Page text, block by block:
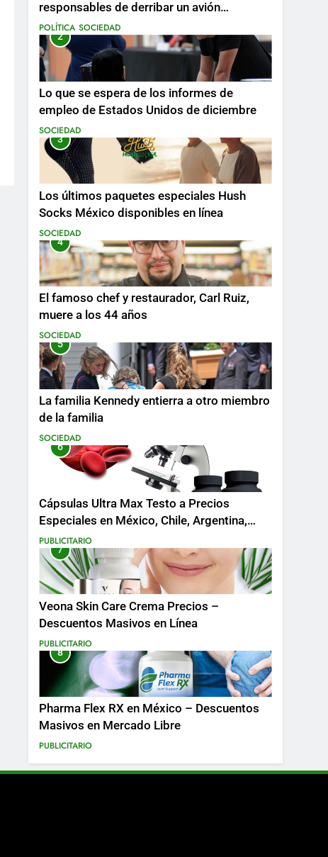
responsables de derribar un avión
ucraniano mientras se realizan arrestos
POLÍTICA SOCIEDAD
2
Lo que se espera de los informes de
empleo de Estados Unidos de diciembre
SOCIEDAD
3
Los últimos paquetes especiales Hush
Socks México disponibles en línea
SOCIEDAD
4
El famoso chef y restaurador, Carl Ruiz,
muere a los 44 años
SOCIEDAD
5
La familia Kennedy entierra a otro miembro
de la familia
SOCIEDAD
6
Cápsulas Ultra Max Testo a Precios
Especiales en México, Chile, Argentina,
Colombia, Perú , Ecuador, Costa Rica y
Más
PUBLICITARIO
7
Veona Skin Care Crema Precios –
Descuentos Masivos en Línea
PUBLICITARIO
8
Pharma Flex RX en México – Descuentos
Masivos en Mercado Libre
PUBLICITARIO